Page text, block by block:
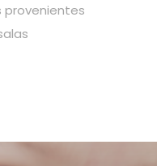
provenientes